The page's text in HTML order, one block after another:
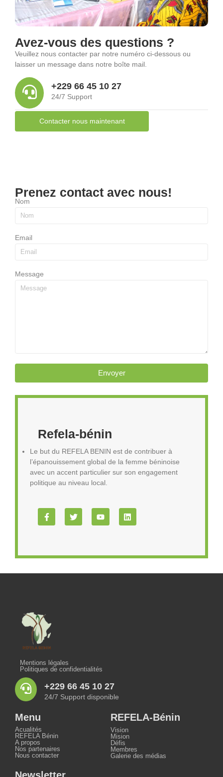
Avez-vous des questions ?
Veuillez nous contacter par notre numéro ci-dessous ou
laisser un message dans notre boîte mail.
+229 66 45 10 27
24/7 Support
Contacter nous maintenant
Prenez contact avec nous!
Nom
Email
Message
Envoyer
Refela-bénin
Le but du REFELA BENIN est de contribuer à
l’épanouissement global de la femme béninoise
avec un accent particulier sur son engagement
politique au niveau local.
Mentions légales
Politiques de confidentialités
+229 66 45 10 27
24/7 Support disponible
Menu
Acualités
REFELA Bénin
A propos
Nos partenaires
Nous contacter
REFELA-Bénin
Vision
Mision
Défis
Membres
Galerie des médias